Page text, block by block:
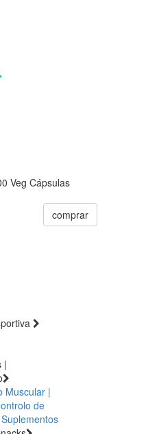
Veg Cápsulas
comprar
|
Muscular |
de